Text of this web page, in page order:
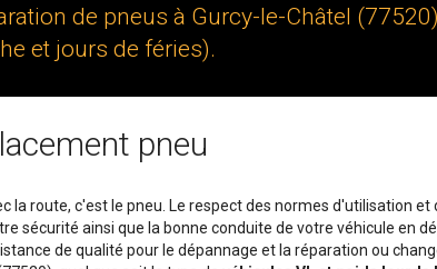
de pneus à Gurcy-le-Châtel
et jours de féries).
pneu
la route, c'est le pneu. Le respect des normes d'utilisation et
sécurité ainsi que la bonne conduite de votre véhicule en
de qualité pour le dépannage et la réparation ou